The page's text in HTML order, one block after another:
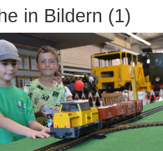
in Bildern (1)